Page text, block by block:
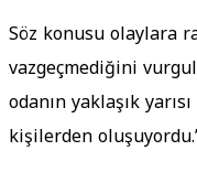
Söz konusu olaylara
vazgeçmediğini
odanın yaklaşık
kişilerden